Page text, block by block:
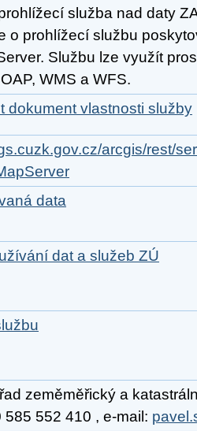
služba nad daty
o prohlížecí službu
Službu lze využít
WMS a WFS.
dokument vlastnosti služby
arcgis/rest/
data
dat a služeb ZÚ
zeměměřický a
585 552 410 , e-mail: